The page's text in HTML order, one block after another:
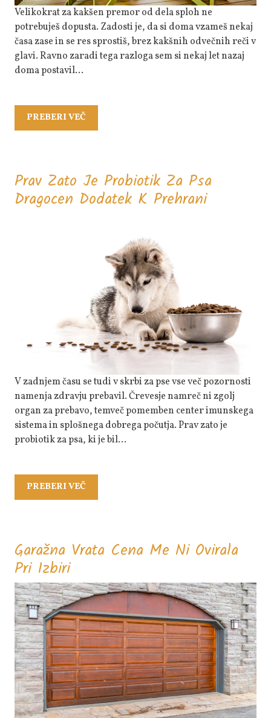
Velikokrat za kakšen premor od dela sploh ne
potrebuješ dopusta. Zadosti je, da si doma vzameš nekaj
časa zase in se res sprostiš, brez kakšnih odvečnih reči v
glavi. Ravno zaradi tega razloga sem si nekaj let nazaj
doma postavil…
PREBERI VEČ
VEČ
Prav Zato Je Probiotik Za Psa
Dragocen Dodatek K PrehraniPrav
Dragocen
Dodatek
K
Prehrani
V zadnjem času se tudi v skrbi za pse vse več pozornosti
namenja zdravju prebavil. Črevesje namreč ni zgolj
organ za prebavo, temveč pomemben center imunskega
sistema in splošnega dobrega počutja. Prav zato je
probiotik za psa, ki je bil…
PREBERI VEČ
VEČ
Garažna Vrata Cena Me Ni Ovirala
Pri IzbiriGaražna
Vrata
Cena
Me
Ni
Ovirala
Pri
Izbiri